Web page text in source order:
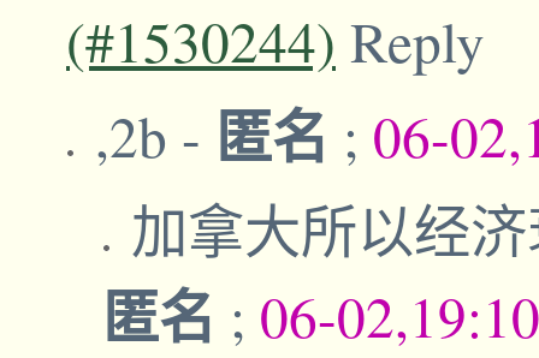
(#1530244) Reply
,2b - 匿名 ; 06-
加拿大所以经
匿名 ; 06-